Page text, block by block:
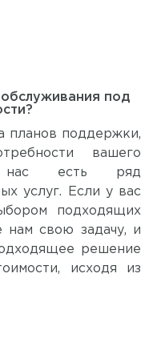
обслуживания под
планов поддержки,
вашего
есть ряд
услуг. Если у вас
подходящих
нам свою задачу, и
решение
исходя из